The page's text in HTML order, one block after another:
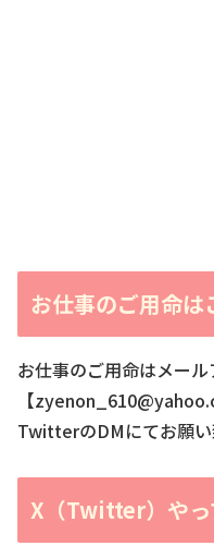
お仕事のご用命は
お仕事のご用命はメール
【
TwitterのDMにてお願い
X（Twitter）やっ